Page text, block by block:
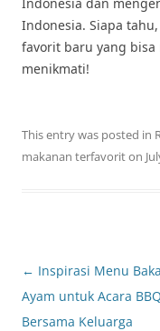
Indonesia. Siapa
favorit baru yang bisa
menikmati!
This entry was posted in
makanan terfavoriton
Post
navigation
← Inspirasi Menu
Ayam untuk Acara BBQ
Bersama Keluarga